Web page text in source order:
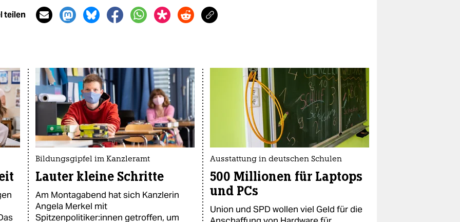
teilen
Bildungsgipfel im Kanzleramt
Lauter kleine Schritte
Am Montagabend hat sich Kanzlerin
Angela Merkel mit
Spitzenpolitiker:innen getroffen, um
Ausstattung in deutschen Schulen
500 Millionen für Laptops
und PCs
Union und SPD wollen viel Geld für die